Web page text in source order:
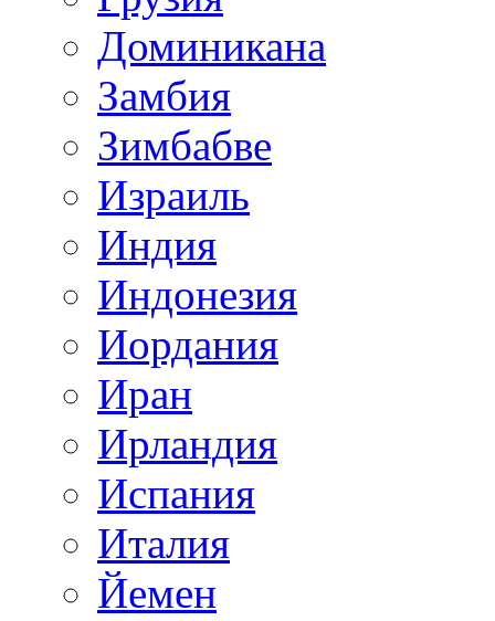
Доминикана
Замбия
Зимбабве
Израиль
Индия
Индонезия
Иордания
Иран
Ирландия
Испания
Италия
Йемен